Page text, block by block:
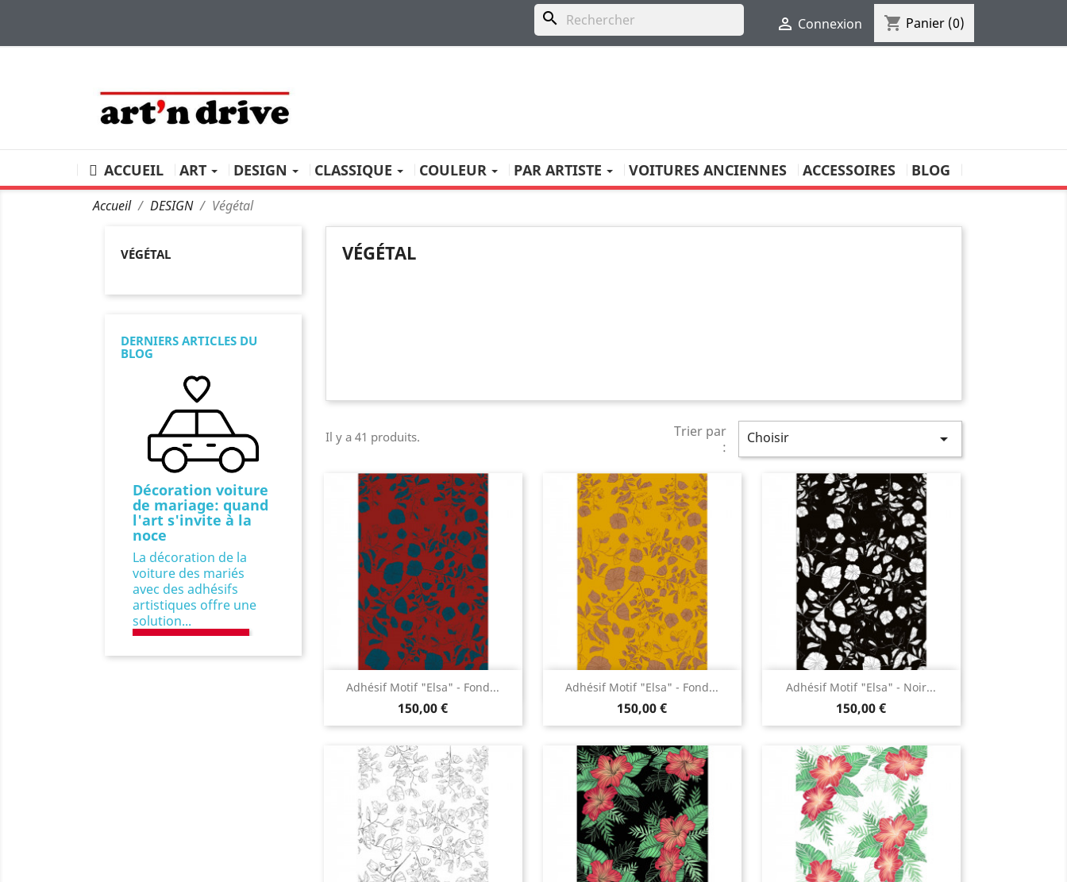
search  Connexion shopping_cart Panier (0)
ACCUEIL ART DESIGN CLASSIQUE COULEUR PAR ARTISTE VOITURES ANCIENNES ACCESSOIRES BLOG
Accueil DESIGN Végétal
VÉGÉTAL
DERNIERS ARTICLES DU
BLOG
Comment
restaurer une
carrosserie
ancienne à
moindre coût?
Restaurer une
carrosserie ancienne
peut être coûteux et
chronophage.
Toutefois, le...
EN LIRE PLUS
VÉGÉTAL
Il y a 41 produits.
Trier par
:
Choisir 
Adhésif Motif "Elsa" - Fond...
150,00 €
Aperçu rapide Adhésif Motif "Elsa" - Fond...
150,00 €
Aperçu rapide Adhésif Motif "Elsa" - Noir...
150,00 €
Aperçu rapide